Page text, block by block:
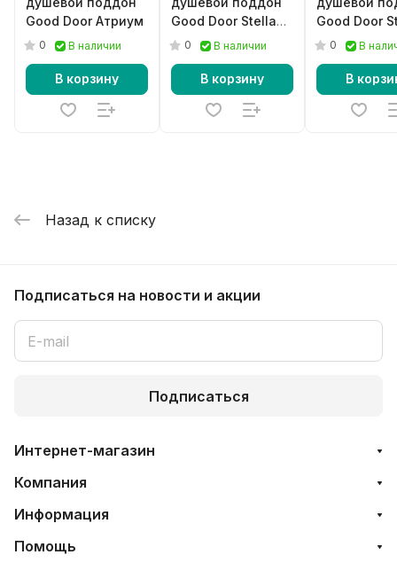
Good Door Атриум
0 В наличии
В корзину
Good Door Stella
черный
0 В наличии
В корзину
Good Door
серый
0 В
В
Назад к списку
Подписаться на новости и акции
Подписаться
Интернет-магазин
Компания
Информация
Помощь